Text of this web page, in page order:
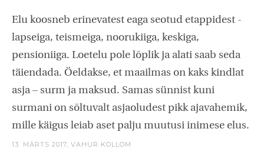
Elu koosneb erinevatest eaga seotud etappidest -
lapseiga, teismeiga, noorukiiga, keskiga,
pensioniiga. Loetelu pole lõplik ja alati saab seda
täiendada. Öeldakse, et maailmas on kaks kindlat
asja – surm ja maksud. Samas sünnist kuni
surmani on sõltuvalt asjaoludest pikk ajavahemik,
mille käigus leiab aset palju muutusi inimese elus.
13. MÄRTS 2017, VAHUR KOLLOM